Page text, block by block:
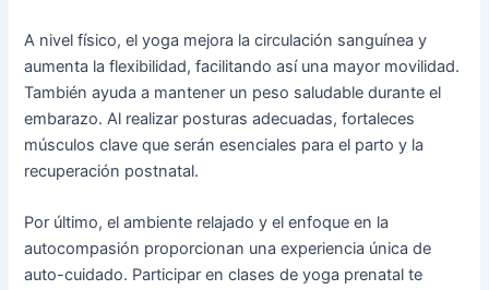
A nivel físico, el yoga mejora la circulación sanguínea y
aumenta la flexibilidad, facilitando así una mayor movilidad.
También ayuda a mantener un peso saludable durante el
embarazo. Al realizar posturas adecuadas, fortaleces
músculos clave que serán esenciales para el parto y la
recuperación postnatal.
Por último, el ambiente relajado y el enfoque en la
autocompasión proporcionan una experiencia única de
auto-cuidado. Participar en clases de yoga prenatal te